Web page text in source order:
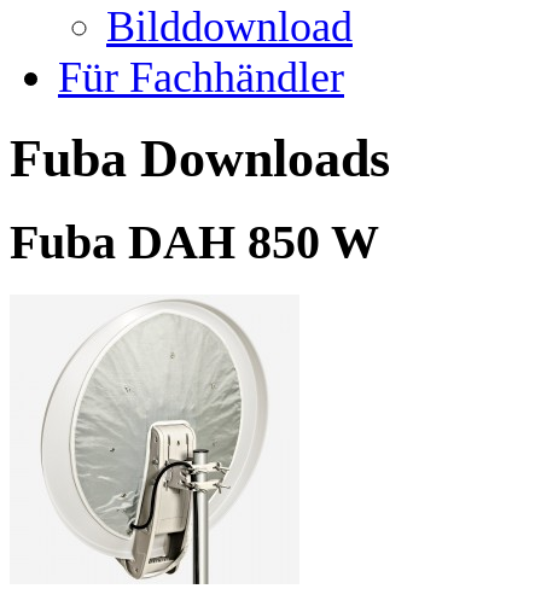
Bilddownload
Für Fachhändler
Fuba Downloads
Fuba DAH 850 W